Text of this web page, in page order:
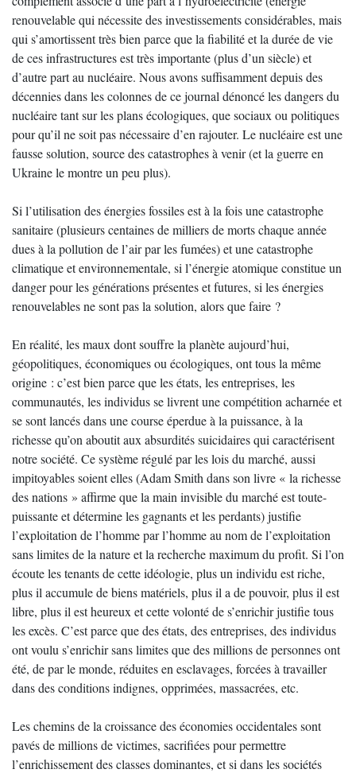
renouvelable qui nécessite des investissements considérables, mais
qui s’amortissent très bien parce que la fiabilité et la durée de vie
de ces infrastructures est très importante (plus d’un siècle) et
d’autre part au nucléaire. Nous avons suffisamment depuis des
décennies dans les colonnes de ce journal dénoncé les dangers du
nucléaire tant sur les plans écologiques, que sociaux ou politiques
pour qu’il ne soit pas nécessaire d’en rajouter. Le nucléaire est une
fausse solution, source des catastrophes à venir (et la guerre en
Ukraine le montre un peu plus).
Si l’utilisation des énergies fossiles est à la fois une catastrophe
sanitaire (plusieurs centaines de milliers de morts chaque année
dues à la pollution de l’air par les fumées) et une catastrophe
climatique et environnementale, si l’énergie atomique constitue un
danger pour les générations présentes et futures, si les énergies
renouvelables ne sont pas la solution, alors que faire ?
En réalité, les maux dont souffre la planète aujourd’hui,
géopolitiques, économiques ou écologiques, ont tous la même
origine : c’est bien parce que les états, les entreprises, les
communautés, les individus se livrent une compétition acharnée et
se sont lancés dans une course éperdue à la puissance, à la
richesse qu’on aboutit aux absurdités suicidaires qui caractérisent
notre société. Ce système régulé par les lois du marché, aussi
impitoyables soient elles (Adam Smith dans son livre « la richesse
des nations » affirme que la main invisible du marché est toute-
puissante et détermine les gagnants et les perdants) justifie
l’exploitation de l’homme par l’homme au nom de l’exploitation
sans limites de la nature et la recherche maximum du profit. Si l’on
écoute les tenants de cette idéologie, plus un individu est riche,
plus il accumule de biens matériels, plus il a de pouvoir, plus il est
libre, plus il est heureux et cette volonté de s’enrichir justifie tous
les excès. C’est parce que des états, des entreprises, des individus
ont voulu s’enrichir sans limites que des millions de personnes ont
été, de par le monde, réduites en esclavages, forcées à travailler
dans des conditions indignes, opprimées, massacrées, etc.
Les chemins de la croissance des économies occidentales sont
pavés de millions de victimes, sacrifiées pour permettre
l’enrichissement des classes dominantes, et si dans les sociétés